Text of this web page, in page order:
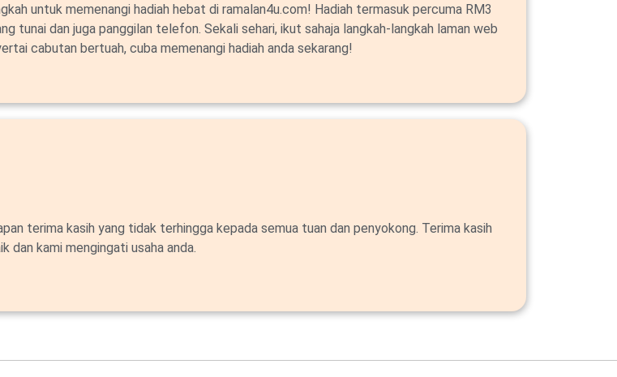
untuk memenangi hadiah hebat di ramalan4u.com! Hadiah termasuk percuma RM3
tunai dan juga panggilan telefon. Sekali sehari, ikut sahaja langkah-langkah laman web
cabutan bertuah, cuba memenangi hadiah anda sekarang!
terima kasih yang tidak terhingga kepada semua tuan dan penyokong. Terima kasih
dan kami mengingati usaha anda.